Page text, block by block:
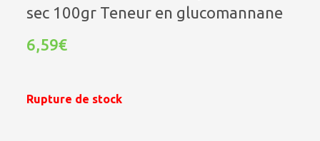
sec 100gr Teneur en glucomannane
6,59€
Rupture de stock